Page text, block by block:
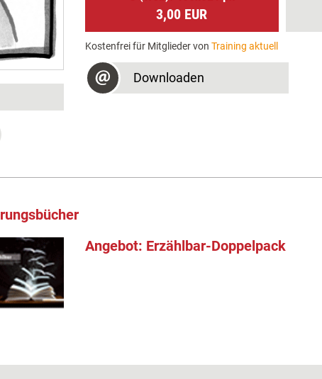
3,00 EUR
Kostenfrei für Mitglieder von Training aktuell
Downloaden
Angebot: Erzählbar-Doppelpack